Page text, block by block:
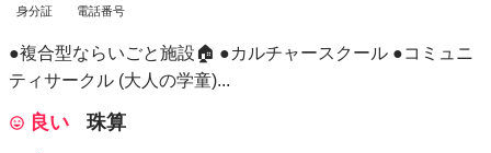
身分証 電話番号
●複合型ならいごと施設🏠 ●カルチャースクール ●コミュニ
ティサークル (大人の学童)...
良い
珠算